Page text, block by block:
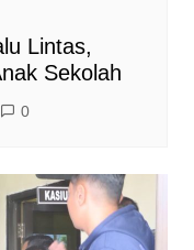
Lintas,
Sekolah
0